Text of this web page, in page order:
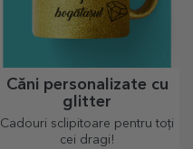
Căni personalizate cu
glitter
Cadouri sclipitoare pentru toți
cei dragi!